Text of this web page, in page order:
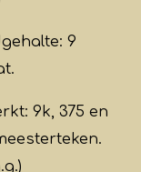
9
9k, 375 en